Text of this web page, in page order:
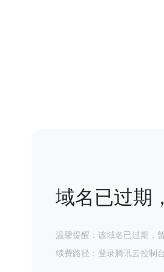
域名已过期
温馨提醒：该域名已过期，
续费路径：登录腾讯云控制